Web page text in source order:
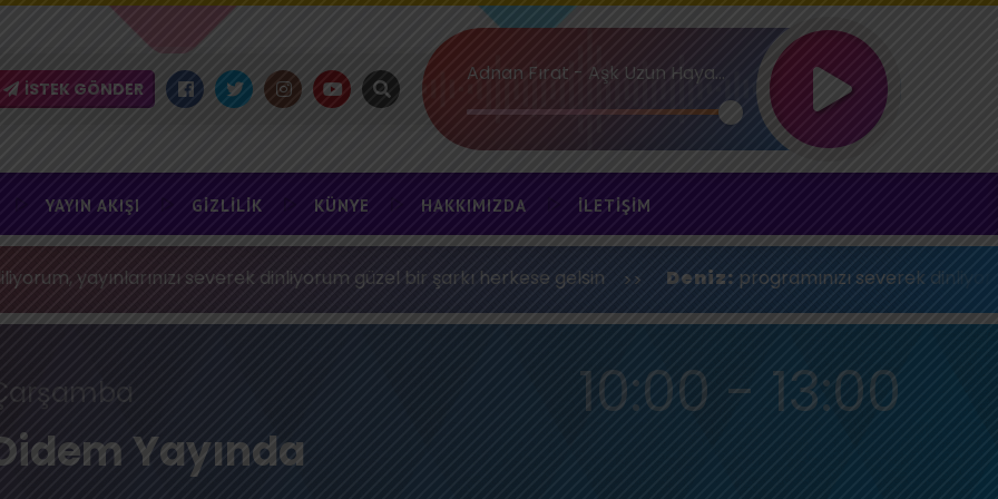
İSTEK GÖNDER
Adnan Fırat - Aşk Uzun Hayat Kısa
YAYIN AKIŞI GIZLILIK KÜNYE HAKKIMIZDA İLETIŞIM
severek dinliyorum güzel bir şarkı herkese gelsin Deniz:programınızı severek dinliyorum. güzel
10:00 - 13:00
Yayında